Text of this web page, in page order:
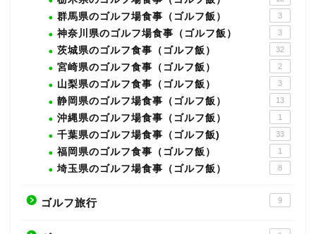
群馬県のゴルフ場食事（ゴルフ飯） 3
神奈川県のゴルフ場食事（ゴルフ飯） 3
茨城県のゴルフ食事（ゴルフ飯） 32
宮崎県のゴルフ食事（ゴルフ飯） 2
山梨県のゴルフ食事（ゴルフ飯） 3
静岡県のゴルフ場食事（ゴルフ飯） 13
沖縄県のゴルフ場食事（ゴルフ飯） 1
千葉県のゴルフ場食事（ゴルフ飯) 33
福岡県のゴルフ食事（ゴルフ飯） 1
埼玉県のゴルフ場食事（ゴルフ飯） 8
ゴルフ旅行 9